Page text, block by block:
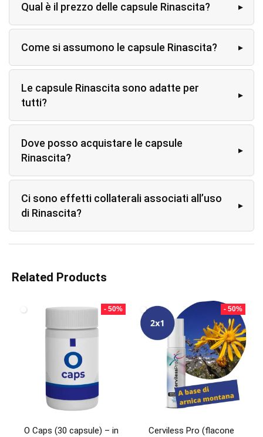
Qual è il prezzo delle capsule Rinascita?
Come si assumono le capsule Rinascita?
Le capsule Rinascita sono adatte per
tutti?
Dove posso acquistare le capsule
Rinascita?
Ci sono effetti collaterali associati all’uso
di Rinascita?
Related Products
- 50%
O Caps (30 capsule) – in
- 50%
Cerviless Pro (flacone